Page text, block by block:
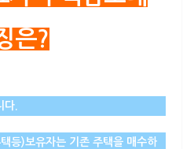
은?
다.
등)보유자는 기존 주택을 매수하